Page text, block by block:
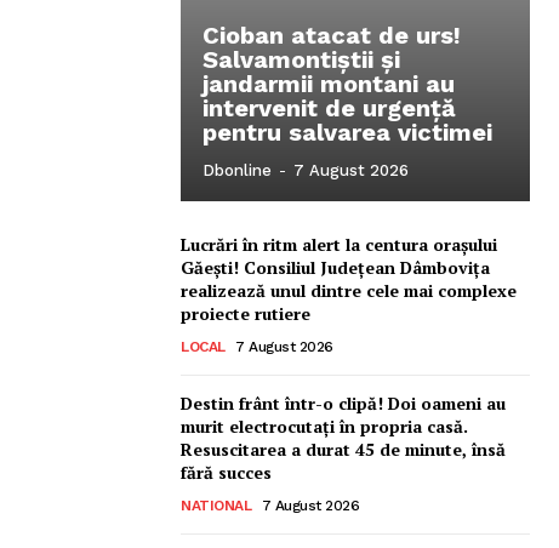
Ionuț Parghel
Cioban atacat de urs!
Salvamontiștii și
jandarmii montani au
intervenit de urgență
pentru salvarea victimei
Dbonline - 7 August 2026
Lucrări în ritm alert la centura orașului
Găești! Consiliul Județean Dâmbovița
realizează unul dintre cele mai complexe
proiecte rutiere
LOCAL 7 August 2026
Destin frânt într-o clipă! Doi oameni au
murit electrocutați în propria casă.
Resuscitarea a durat 45 de minute, însă
fără succes
NATIONAL 7 August 2026